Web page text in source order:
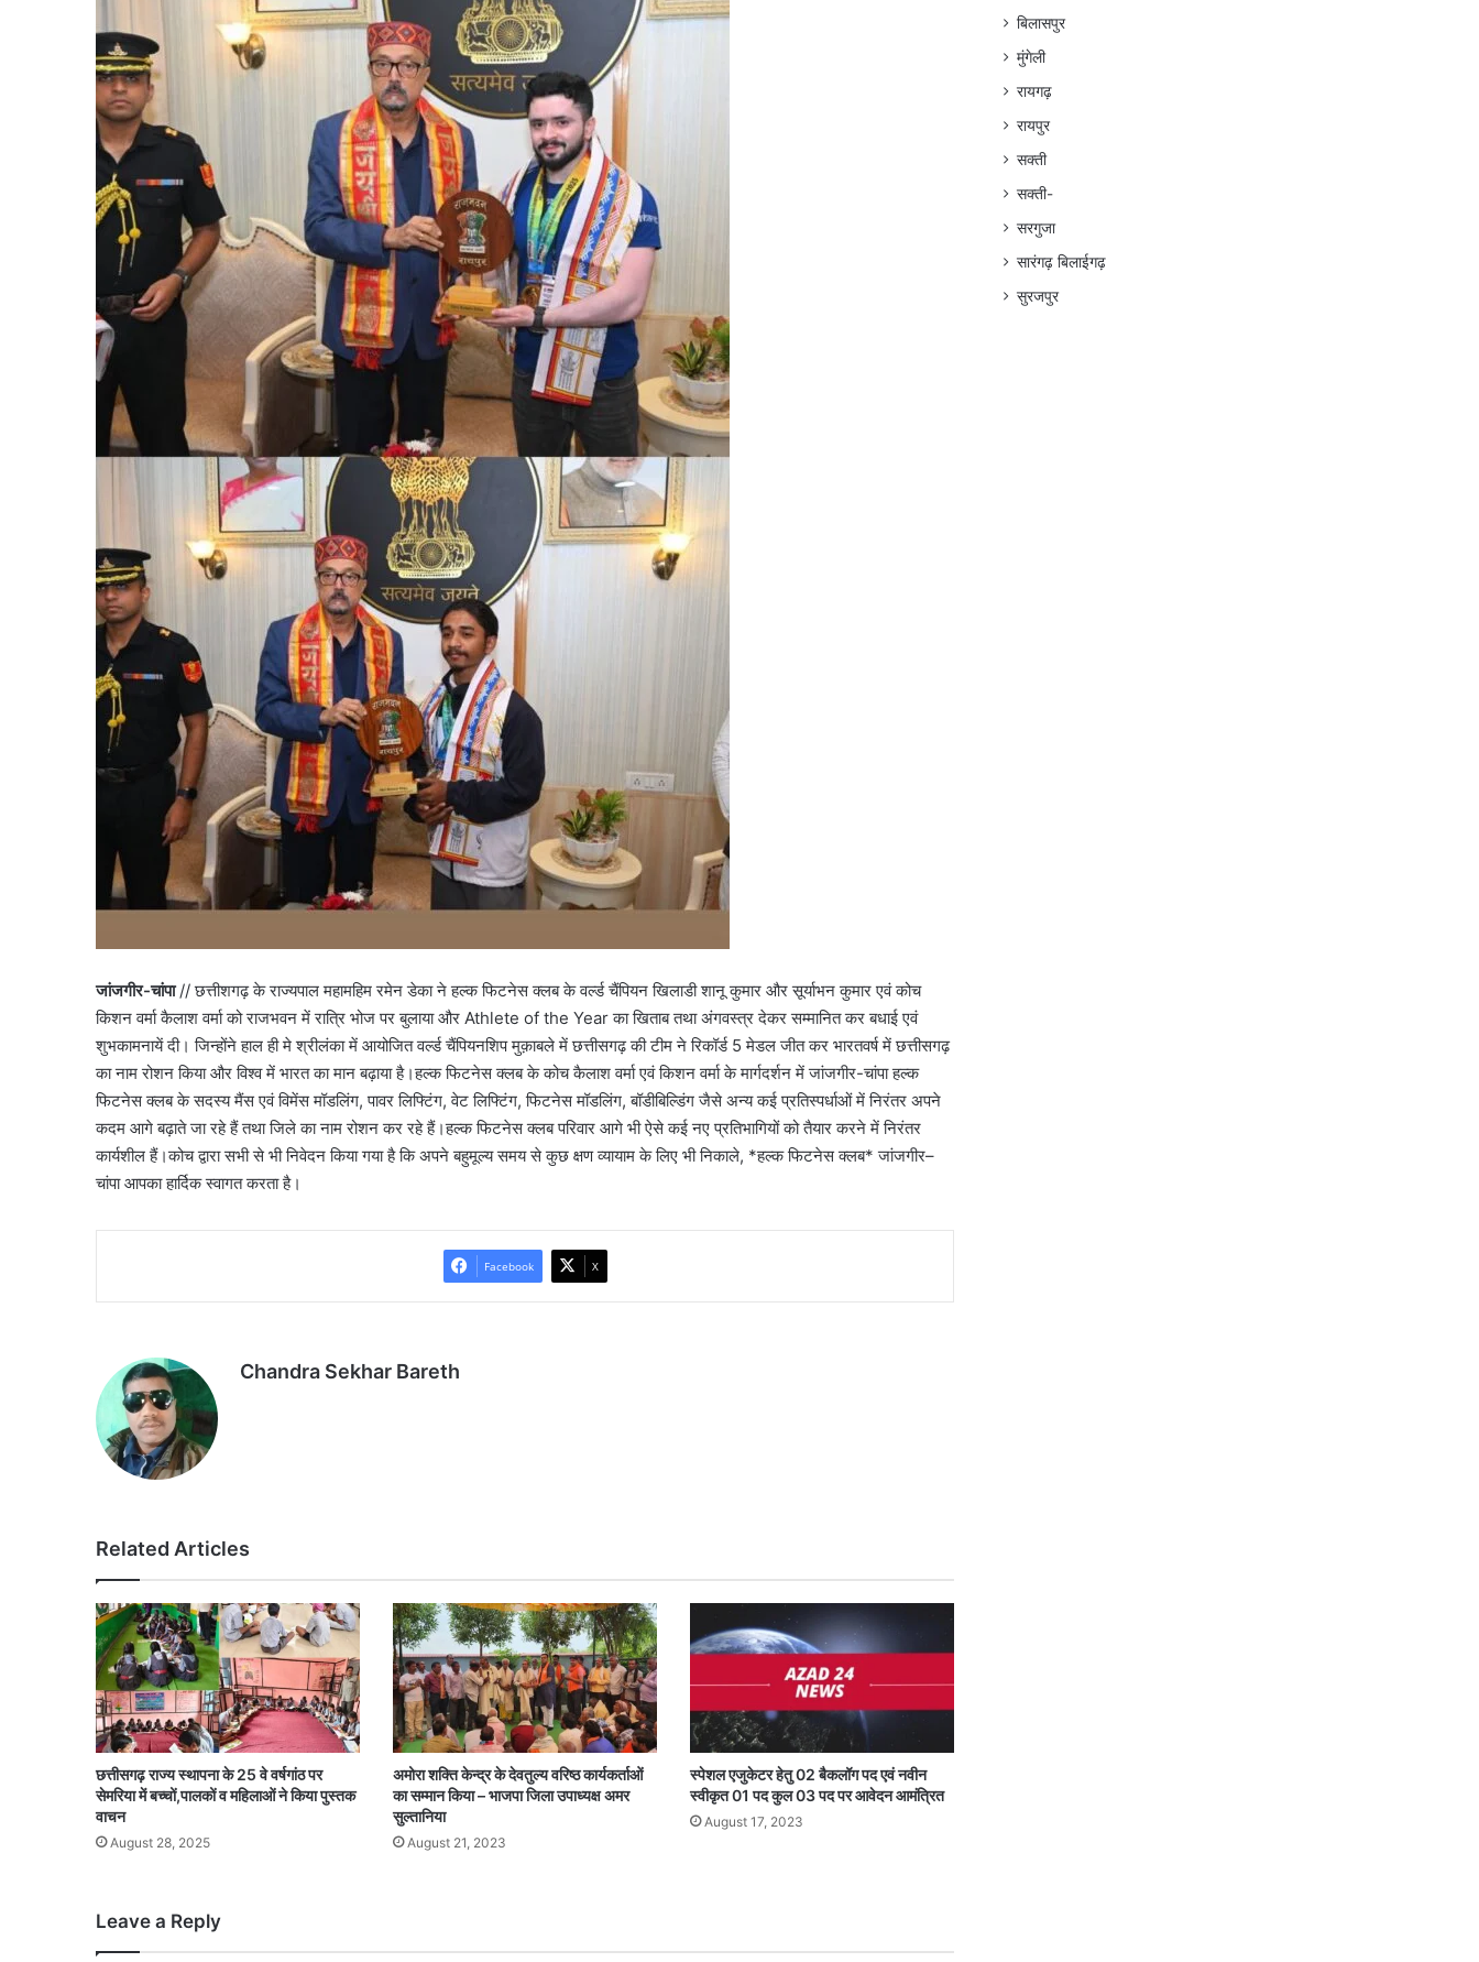
जांजगीर-चांपा// छत्तीशगढ़ के राज्यपाल महामहिम रमेन डेका ने हल्क फिटनेस क्लब के वर्ल्ड चैंपियन खिलाडी शानू कुमार और सूर्याभन कुमार एवं कोच
किशन वर्मा कैलाश वर्मा को राजभवन में रात्रि भोज पर बुलाया और Athlete of the Year का खिताब तथा अंगवस्त्र देकर सम्मानित कर बधाई एवं
शुभकामनायें दी। जिन्होंने हाल ही मे श्रीलंका में आयोजित वर्ल्ड चैंपियनशिप मुक़ाबले में छत्तीसगढ़ की टीम ने रिकॉर्ड 5 मेडल जीत कर भारतवर्ष में छत्तीसगढ़
का नाम रोशन किया और विश्व में भारत का मान बढ़ाया है।हल्क फिटनेस क्लब के कोच कैलाश वर्मा एवं किशन वर्मा के मार्गदर्शन में जांजगीर-चांपा हल्क
फिटनेस क्लब के सदस्य मैंस एवं विमेंस मॉडलिंग, पावर लिफ्टिंग, वेट लिफ्टिंग, फिटनेस मॉडलिंग, बॉडीबिल्डिंग जैसे अन्य कई प्रतिस्पर्धाओं में निरंतर अपने
कदम आगे बढ़ाते जा रहे हैं तथा जिले का नाम रोशन कर रहे हैं।हल्क फिटनेस क्लब परिवार आगे भी ऐसे कई नए प्रतिभागियों को तैयार करने में निरंतर
कार्यशील हैं।कोच द्वारा सभी से भी निवेदन किया गया है कि अपने बहुमूल्य समय से कुछ क्षण व्यायाम के लिए भी निकाले, *हल्क फिटनेस क्लब* जांजगीर–
चांपा आपका हार्दिक स्वागत करता है।
Facebook X
Chandra Sekhar Bareth
Related Articles
छत्तीसगढ़ राज्य स्थापना के 25 वे वर्षगांठ पर
सेमरिया में बच्चों,पालकों व महिलाओं ने किया पुस्तक
वाचन
August 28, 2025
अमोरा शक्ति केन्द्र के देवतुल्य वरिष्ठ कार्यकर्ताओं
का सम्मान किया – भाजपा जिला उपाध्यक्ष अमर
सुल्तानिया
August 21, 2023
स्पेशल एजुकेटर हेतु 02 बैकलॉग पद एवं नवीन
स्वीकृत 01 पद कुल 03 पद पर आवेदन आमंत्रित
August 17, 2023
Leave a Reply
बिलासपुर
मुंगेली
रायगढ़
रायपुर
सक्ती
सक्ती-
सरगुजा
सारंगढ़ बिलाईगढ़
सुरजपुर